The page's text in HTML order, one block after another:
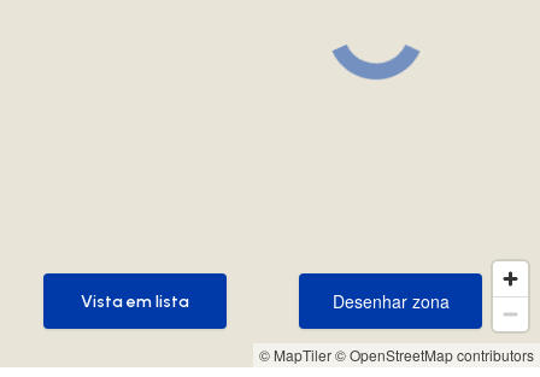
© MapTiler© OpenStreetMap contributors
Desenhar zona
Desenhar zona
Vista em lista
Vista em lista